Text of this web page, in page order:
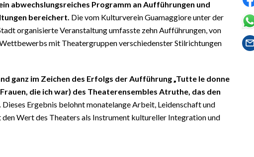
abwechslungsreiches Programm an Aufführungen und
bereichert. Die vom Kulturverein Guamaggiore unter der
organisierte Veranstaltung umfasste zehn Aufführungen, von
Wettbewerbs mit Theatergruppen verschiedenster Stilrichtungen
ganz im Zeichen des Erfolgs der Aufführung „Tutte le donne
die ich war) des Theaterensembles Atruthe, das den
Dieses Ergebnis belohnt monatelange Arbeit, Leidenschaft und
Wert des Theaters als Instrument kultureller Integration und